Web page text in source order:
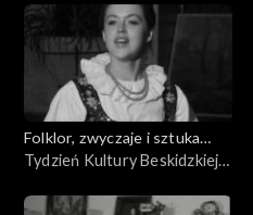
Folklor, zwyczaje i sztuka
ludowa
Tydzień Kultury Beskidzkiej